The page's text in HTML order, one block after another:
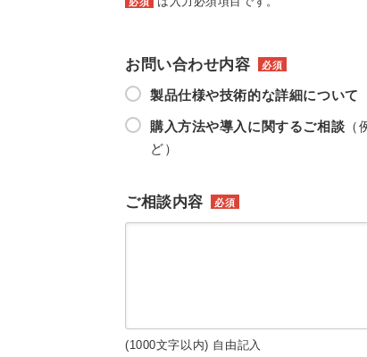
お問い合わせ内容 必須
製品仕様や技術的な詳細について
購入方法や導入に関するご相談
ど）
ご相談内容 必須
(1000文字以内) 自由記入